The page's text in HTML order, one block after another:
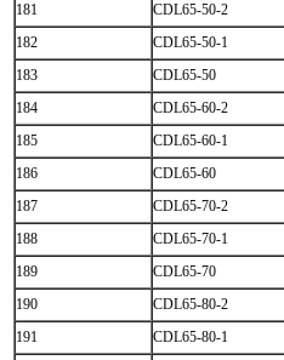
181
CDL65-50-2
182
CDL65-50-1
183
CDL65-50
184
CDL65-60-2
185
CDL65-60-1
186
CDL65-60
187
CDL65-70-2
188
CDL65-70-1
189
CDL65-70
190
CDL65-80-2
191
CDL65-80-1